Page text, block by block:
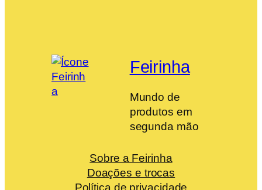
Feirinha
Mundo de
produtos em
segunda mão
Sobre a Feirinha
Doações e trocas
Política de privacidade